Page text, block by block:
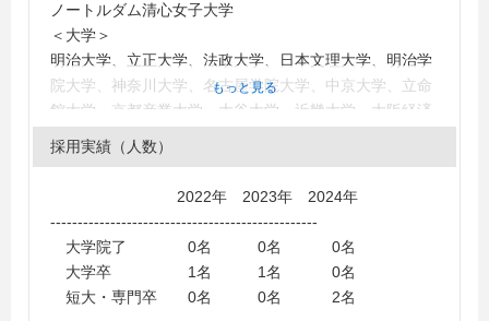
ノートルダム清心女子大学
＜大学＞
明治大学、立正大学、法政大学、日本文理大学、明治学
院大学、神奈川大学、名古屋学院大学、中京大学、立命
館大学、京都産業大学、大谷大学、近畿大学、大阪経済
大学、大阪産業大学、大阪商業大学、大阪学院大学、大
阪経済法科大学、関西福祉大学、神戸学院大学、大阪観
清心女子大学、就実大学、川崎医療福祉大学、広島修道
大学、広島経済大学、福山大学、鳥取大学、島根大学、
山口大学、徳山大学、東亜大学、愛媛大学、徳島文理大
もっと見る
採用実績（人数）
2022年 2023年 2024年
-------------------------------------------------
大学院了 0名 0名 0名
大学卒 1名 1名 0名
短大・専門卒 0名 0名 2名